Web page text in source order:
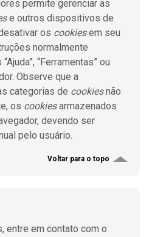
permite gerenciar as
e outros dispositivos de
os cookiesem seu
normalmente
“Ferramentas” ou
Observe que a
categorias de cookiesnão
os cookiesarmazenados
devendo ser
pelo usuário.
Voltar para o topo
entre em contato com o